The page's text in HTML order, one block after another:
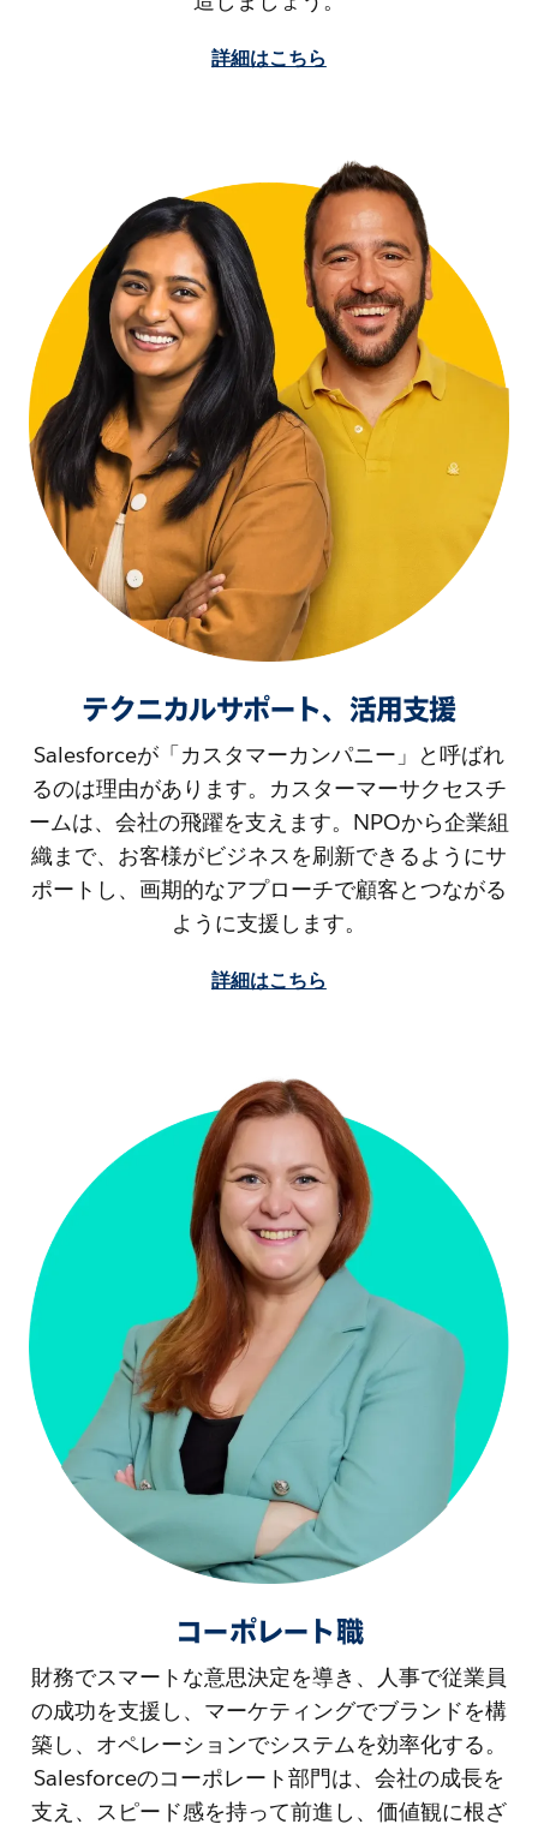
詳細はこちら
テクニカルサポート、活用支援
Salesforceが「カスタマーカンパニー」と呼ばれ
るのは理由があります。カスターマーサクセスチ
ームは、会社の飛躍を支えます。NPOから企業組
織まで、お客様がビジネスを刷新できるようにサ
ポートし、画期的なアプローチで顧客とつながる
ように支援します。
詳細はこちら
コーポレート職
財務でスマートな意思決定を導き、人事で従業員
の成功を支援し、マーケティングでブランドを構
築し、オペレーションでシステムを効率化する。
Salesforceのコーポレート部門は、会社の成長を
支え、スピード感を持って前進し、価値観に根ざ